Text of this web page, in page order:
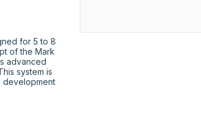
for 5 to 8
of the Mark
advanced
system is
development